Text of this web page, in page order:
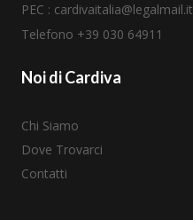
PEC : cardivaitalia@legalmail.it
Telefono +39 030 64911
Noi di Cardiva
Chi Siamo
Dove Trovarci
Contatti